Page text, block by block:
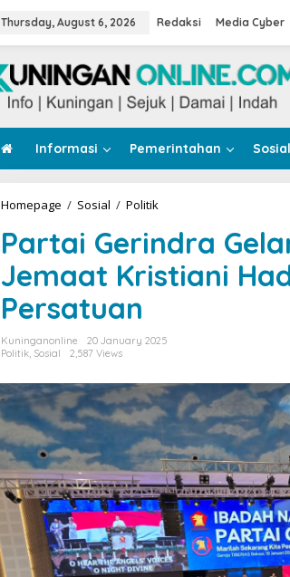
Thursday, August 6, 2026 Redaksi Media Cyber
Informasi Pemerintahan Sosial
Homepage / Sosial / Politik
Gelar
Natal
Bersama,
Ajak
Hadirkan
Jaga
Persatuan
Partai Gerindra
Jemaat Kristiani
Persatuan
Kuninganonline
20 January 2025
Politik Sosial 2,587 Views